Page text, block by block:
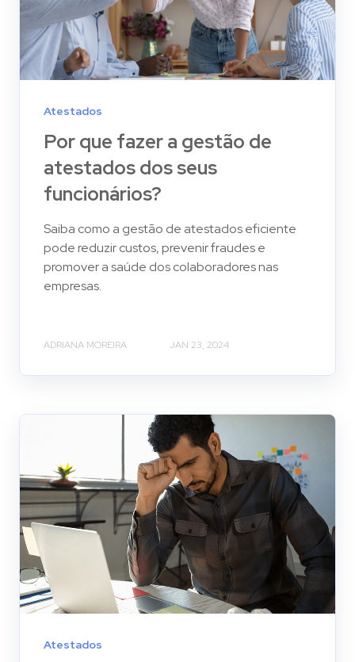
Atestados
Por que fazer a gestão de
atestados dos seus
funcionários?
Saiba como a gestão de atestados eficiente
pode reduzir custos, prevenir fraudes e
promover a saúde dos colaboradores nas
empresas.
ADRIANA MOREIRA JAN 23, 2024
Atestados